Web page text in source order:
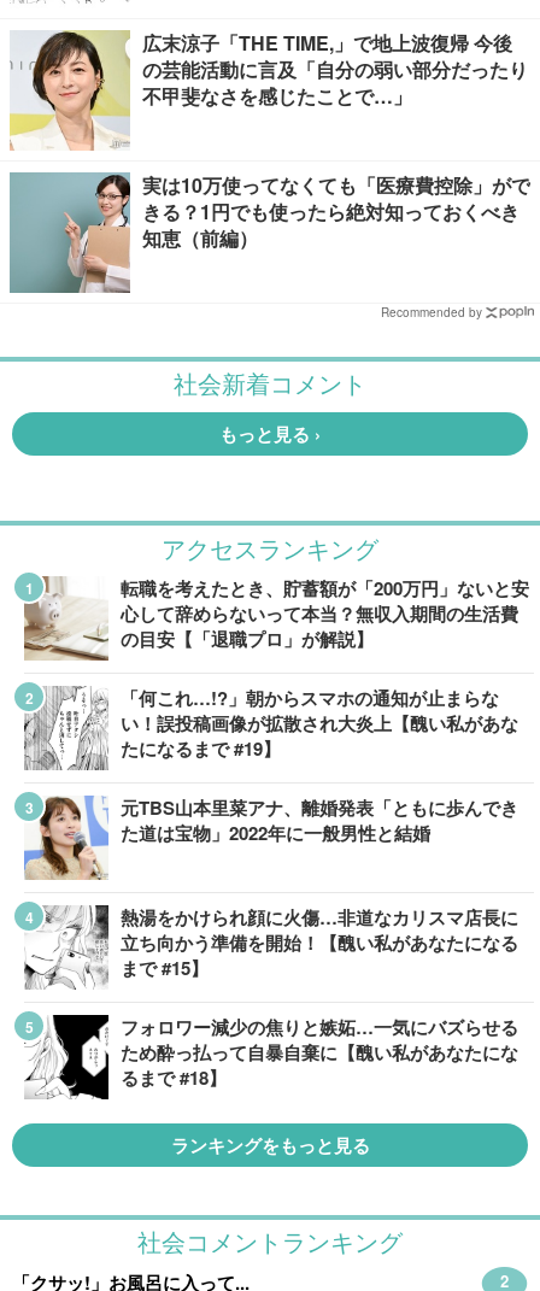
広末涼子「THE TIME,」で地上波復帰 今後
の芸能活動に言及「自分の弱い部分だったり
不甲斐なさを感じたことで…」
実は10万使ってなくても「医療費控除」がで
きる？1円でも使ったら絶対知っておくべき
知恵（前編）
Recommended by
アクセスランキング
転職を考えたとき、貯蓄額が「200万円」ないと安
心して辞めらないって本当？無収入期間の生活費
の目安【「退職プロ」が解説】
「何これ…!?」朝からスマホの通知が止まらな
い！誤投稿画像が拡散され大炎上【醜い私があな
たになるまで #19】
元TBS山本里菜アナ、離婚発表「ともに歩んでき
た道は宝物」2022年に一般男性と結婚
熱湯をかけられ顔に火傷…非道なカリスマ店長に
立ち向かう準備を開始！【醜い私があなたになる
まで #15】
フォロワー減少の焦りと嫉妬…一気にバズらせる
ため酔っ払って自暴自棄に【醜い私があなたにな
るまで #18】
ランキングをもっと見る